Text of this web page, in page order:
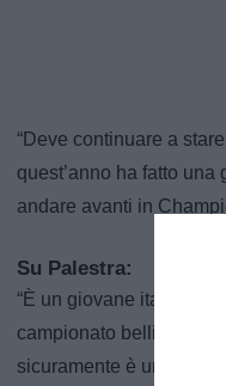
“Deve continuare a
quest’anno ha fatto
andare avanti in
Su Palestra:
“È un giovane italiano
campionato bellissimo
sicuramente è un buon